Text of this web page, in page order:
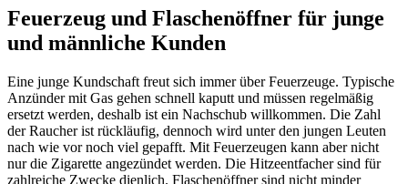
Feuerzeug und Flaschenöffner für junge
und männliche Kunden
Eine junge Kundschaft freut sich immer über Feuerzeuge. Typische
Anzünder mit Gas gehen schnell kaputt und müssen regelmäßig
ersetzt werden, deshalb ist ein Nachschub willkommen. Die Zahl
der Raucher ist rückläufig, dennoch wird unter den jungen Leuten
nach wie vor noch viel gepafft. Mit Feuerzeugen kann aber nicht
nur die Zigarette angezündet werden. Die Hitzeentfacher sind für
zahlreiche Zwecke dienlich. Flaschenöffner sind nicht minder